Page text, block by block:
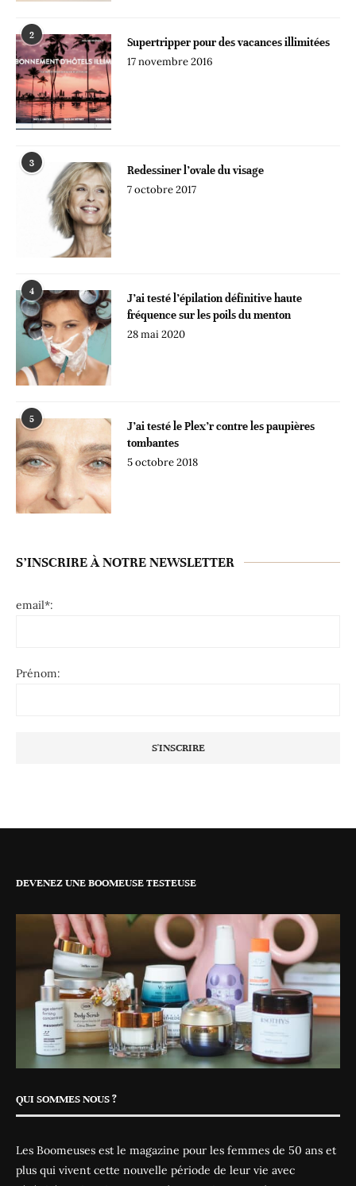
2
Supertripper pour des vacances illimitées
17 novembre 2016
3
Redessiner l’ovale du visage
7 octobre 2017
4
J’ai testé l’épilation définitive haute
fréquence sur les poils du menton
28 mai 2020
5
J’ai testé le Plex’r contre les paupières
tombantes
5 octobre 2018
S’INSCRIRE À NOTRE NEWSLETTER
email*:
Prénom:
DEVENEZ UNE BOOMEUSE TESTEUSE
QUI SOMMES NOUS ?
Les Boomeuses est le magazine pour les femmes de 50 ans et
plus qui vivent cette nouvelle période de leur vie avec